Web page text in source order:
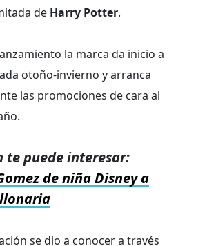
de Harry Potter.
la marca da inicio a
otoño-invierno y arranca
las promociones de cara al
te puede interesar:
de niña Disney a
se dio a conocer a través